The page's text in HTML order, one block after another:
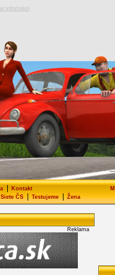
informácií
Kontakt
Siete ČS| Testujeme| Žena
Reklama